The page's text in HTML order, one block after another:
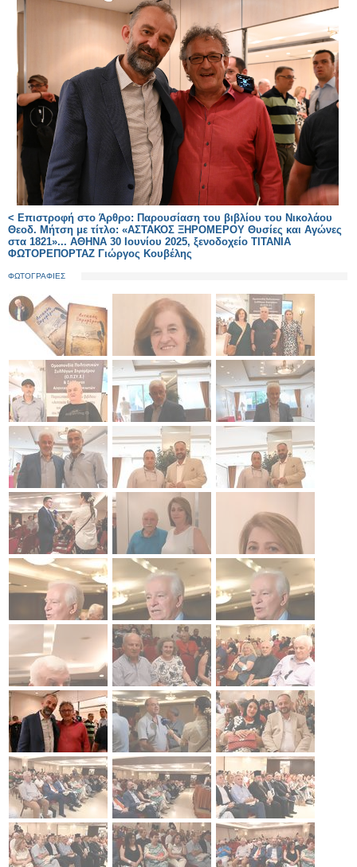
< Επιστροφή στο Άρθρο: Παρουσίαση του βιβλίου του Νικολάου
Θεοδ. Μήτση με τίτλο: «ΑΣΤΑΚΟΣ ΞΗΡΟΜΕΡΟΥ Θυσίες και Αγώνες
στα 1821»... ΑΘΗΝΑ 30 Ιουνίου 2025, ξενοδοχείο ΤΙΤΑΝΙΑ
ΦΩΤΟΡΕΠΟΡΤΑΖ Γιώργος Κουβέλης
ΦΩΤΟΓΡΑΦΙΕΣ